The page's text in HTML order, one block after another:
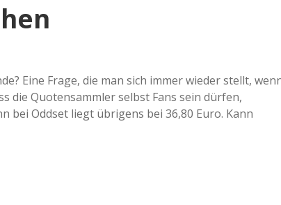
i
n
e
Eine Frage, die man sich immer wieder stellt,
die Quotensammler selbst Fans sein dürfen,
bei Oddset liegt übrigens bei 36,80 Euro. Kann